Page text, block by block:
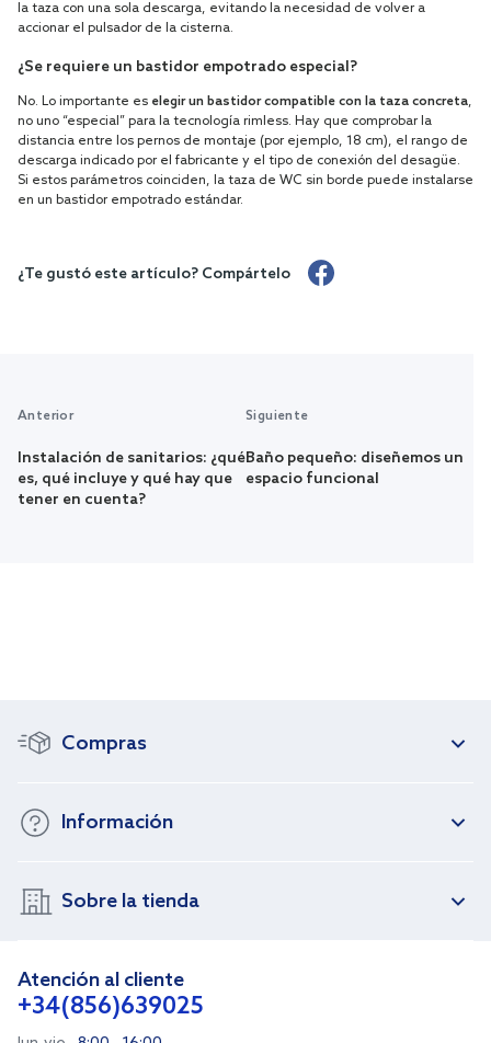
la taza con una sola descarga, evitando la necesidad de volver a
accionar el pulsador de la cisterna.
¿Se requiere un bastidor empotrado especial?
No. Lo importante es elegir un bastidor compatible con la taza concreta,
no uno “especial” para la tecnología rimless. Hay que comprobar la
distancia entre los pernos de montaje (por ejemplo, 18 cm), el rango de
descarga indicado por el fabricante y el tipo de conexión del desagüe.
Si estos parámetros coinciden, la taza de WC sin borde puede instalarse
en un bastidor empotrado estándar.
¿Te gustó este artículo? Compártelo
Anterior
Instalación de sanitarios: ¿qué
es, qué incluye y qué hay que
tener en cuenta?
Siguiente
Baño pequeño: diseñemos un
espacio funcional
Compras
Información
Sobre la tienda
Atención al cliente
+34(856)639025